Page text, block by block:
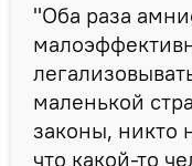
"Оба раза
маленькой
законы, никто
что какой-то